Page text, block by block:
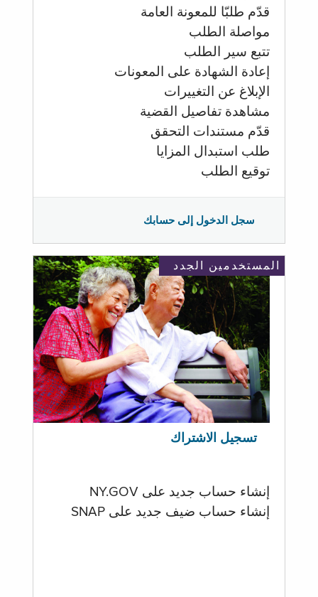
قدّم طلبّا للمعونة العامة
مواصلة الطلب
تتبع سير الطلب
إعادة الشهادة على المعونات
الإبلاغ عن التغييرات
مشاهدة تفاصيل القضية
قدّم مستندات التحقق
طلب استبدال المزايا
توقيع الطلب
سجل الدخول إلى حسابك
المستخدمين الجدد
تسجيل الاشتراك
إنشاء حساب جديد على NY.GOV
إنشاء حساب ضيف جديد على SNAP